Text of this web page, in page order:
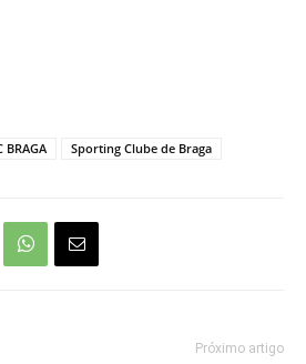
BRAGA Sporting Clube de Braga
Próximo artigo